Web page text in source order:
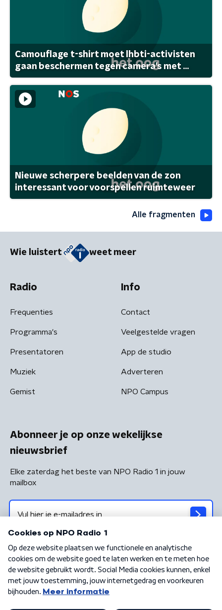
Camouflage t-shirt moet lhbti-activisten
gaan beschermen tegen camera's met ...
Nieuwe scherpere beelden van de zon
interessant voor voorspellen ruimteweer
Alle fragmenten
Wie luistert weet meer
Radio
Frequenties
Programma's
Presentatoren
Muziek
Gemist
Info
Contact
Veelgestelde vragen
App de studio
Adverteren
NPO Campus
Abonneer je op onze wekelijkse
nieuwsbrief
Elke zaterdag het beste van NPO Radio 1 in jouw
mailbox
Algemene voorwaarden